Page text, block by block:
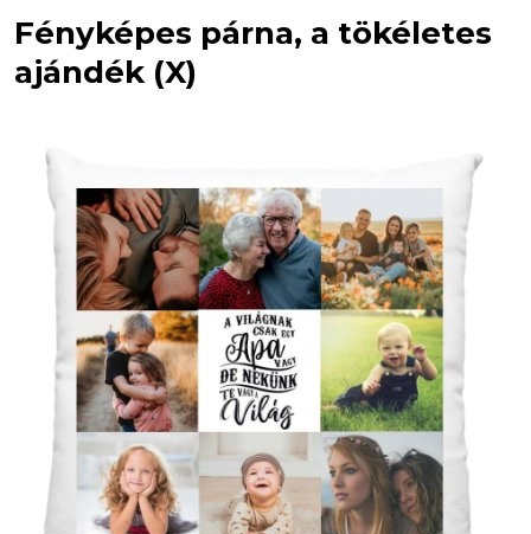
Fényképes párna, a tökéletes
ajándék (X)